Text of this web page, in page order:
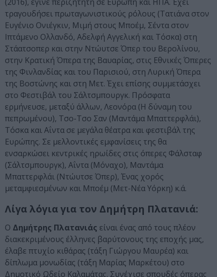
τραγουδήσει πρωταγωνιστικούς ρόλους (Τατιάνα στον
Eυγένιο Ονιέγκιν, Μιμή στους Μποέμ, Σέντα στον
Ιπτάμενο Ολλανδό, Αδελφή Αγγελική και Τόσκα) στη
Στάατσοπερ και στην Ντώυτσε Όπερ του Βερολίνου,
στην Κρατική Όπερα της Βαυαρίας, στις Εθνικές Όπερες
της Φινλανδίας και του Παρισιού, στη Λυρική Όπερα
της Βοστώνης και στη Μετ. Έχει επίσης συμμετάσχει
στο Φεστιβάλ του Σάλτσμπουργκ. Πρόσφατα
ερμήνευσε, μεταξύ άλλων, Λεονόρα (Η δύναμη του
πεπρωμένου), Τσο-Τσο Σαν (Μαντάμα Μπαττερφλάι),
Τόσκα και Αΐντα σε μεγάλα θέατρα και φεστιβάλ της
Ευρώπης. Σε μελλοντικές εμφανίσεις της θα
ενσαρκώσει κεντρικές ηρωίδες στις όπερες Φάλσταφ
(Σάλτσμπουργκ), Αΐντα (Μόναχο), Μαντάμα
Μπαττερφλάι (Ντώυτσε Όπερ), Ένας χορός
μεταμφιεσμένων και Μποέμ (Μετ-Νέα Υόρκη) κ.ά.
Λίγα λόγια για τον Δημήτρη Πλατανιά:
Ο Δημήτρης Πλατανιάς είναι ένας από τους πλέον
διακεκριμένους έλληνες βαρύτονους της εποχής μας,
έλαβε πτυχίο κιθάρας (τάξη Γιώργου Μαυρέα) και
δίπλωμα μονωδίας (τάξη Μαρίας Μαρκέτου) στο
Δημοτικό Ωδείο Καλαμάτας. Συνέχισε σπουδές όπερας